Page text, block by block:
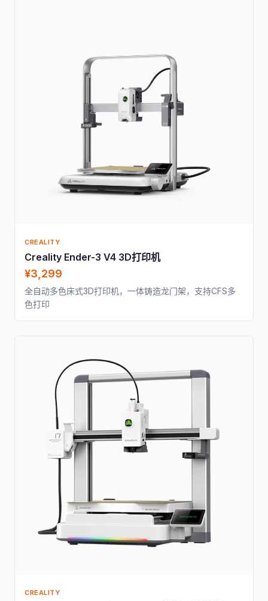
CREALITY
Creality Ender-3 V4 3D打印机
¥3,299
全自动多色床式3D打印机，一体铸造龙门架，支持CFS多
色打印
CREALITY